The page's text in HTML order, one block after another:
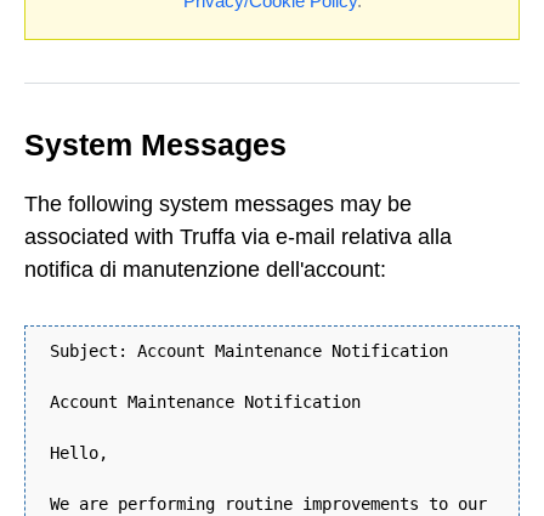
System Messages
The following system messages may be
associated with Truffa via e-mail relativa alla
notifica di manutenzione dell'account:
Subject: Account Maintenance Notification
Account Maintenance Notification
Hello,
We are performing routine improvements to our